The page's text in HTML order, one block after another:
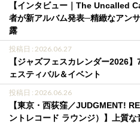
【インタビュー｜The Uncalled
者が新アルバム発表─精緻なアン
露
投稿日 : 2026.06.27
【ジャズフェスカレンダー2026
ェスティバル＆イベント
投稿日 : 2026.06.26
【東京・西荻窪／JUDGMENT!
ントレコード ラウンジ）】上質